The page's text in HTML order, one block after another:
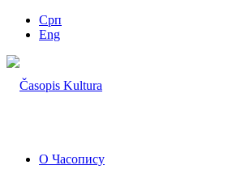
Срп
Eng
О Часопису